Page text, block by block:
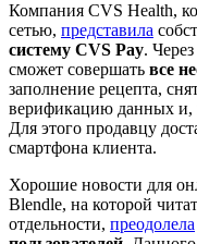
Компания CVS Health,
сетью, представила
систему CVS Pay.
сможет совершать все
заполнение рецепта,
верификацию данных и,
Для этого продавцу
смартфона клиента.
Хорошие новости для
Blendle, на которой
отдельности, преодолела